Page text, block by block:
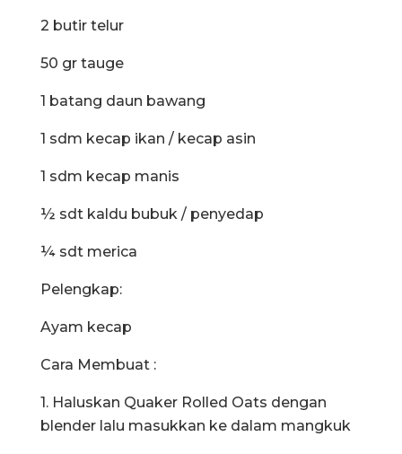
2 butir telur
50 gr tauge
1 batang daun bawang
1 sdm kecap ikan / kecap asin
1 sdm kecap manis
½ sdt kaldu bubuk / penyedap
¼ sdt merica
Pelengkap:
Ayam kecap
Cara Membuat :
1. Haluskan Quaker Rolled Oats dengan
blender lalu masukkan ke dalam mangkuk